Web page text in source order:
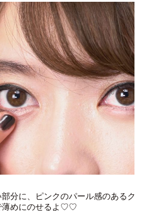
分に、ピンクのパール感のあるク
薄めにのせるよ♡♡